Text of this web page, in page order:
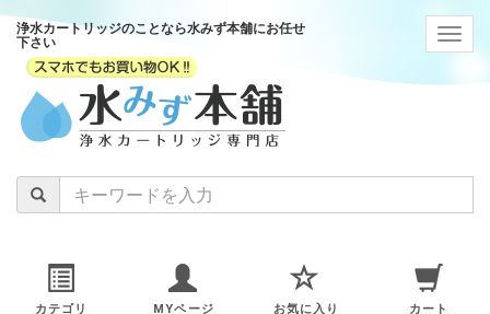
浄水カートリッジのことなら水みず本舗にお任せ
下さい
カテゴリ MYページ お気に入り カート